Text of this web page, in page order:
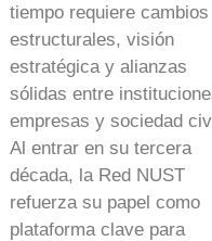
tiempo requiere cambios
estructurales, visión
estratégica y alianzas
sólidas entre
empresas y sociedad
Al entrar en su tercera
década, la Red NUST
refuerza su papel como
plataforma clave para